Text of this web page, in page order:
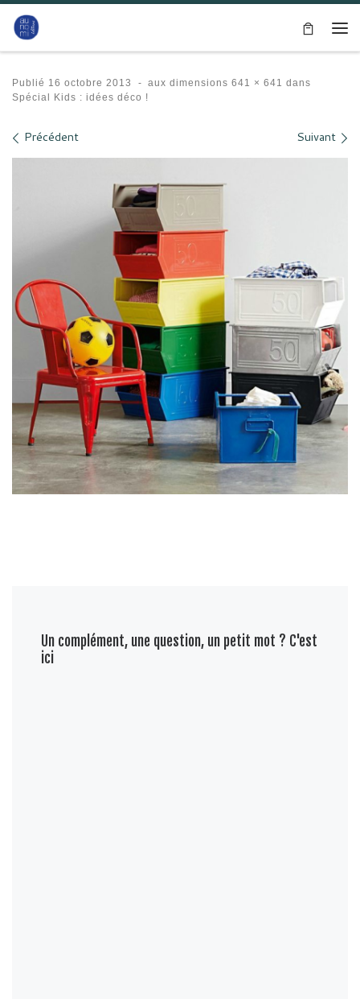
Passer au contenu
Publié 16 octobre 2013 - aux dimensions 641 × 641 dans
Spécial Kids : idées déco !
Navigation des images
Précédent Suivant
Un complément, une question, un petit mot ? C'est
ici